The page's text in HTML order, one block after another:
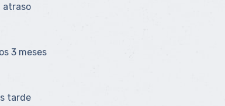
atraso
3 meses
tarde